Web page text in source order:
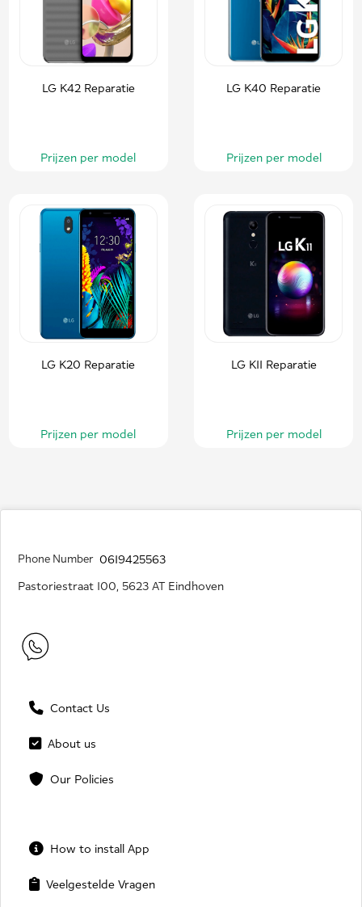
LG K42 Reparatie
Prijzen per model
LG K40 Reparatie
Prijzen per model
LG K20 Reparatie
Prijzen per model
LG K11 Reparatie
Prijzen per model
Phone Number 0619425563
Pastoriestraat 100, 5623 AT Eindhoven
Contact Us
About us
Our Policies
How to install App
Veelgestelde Vragen